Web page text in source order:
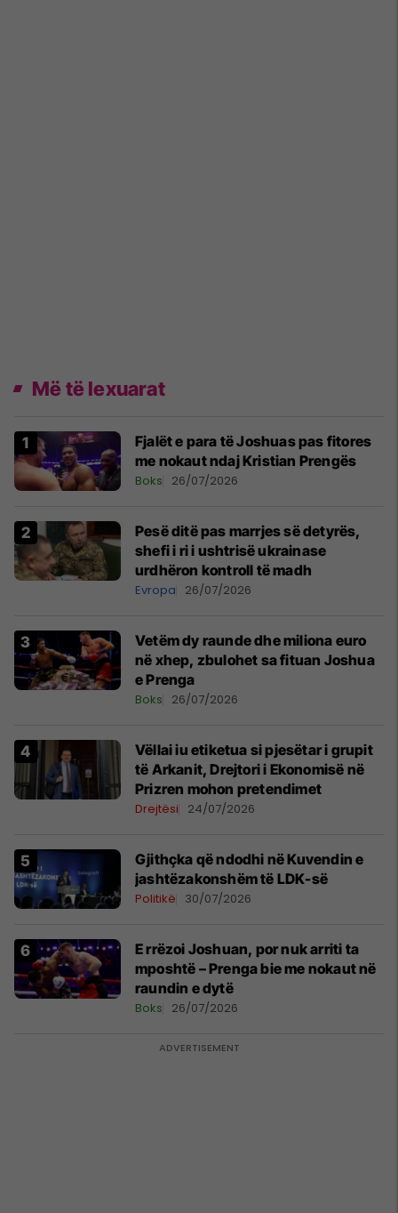
Më të lexuarat
Fjalët e para të Joshuas pas fitores
me nokaut ndaj Kristian Prengës
Boks 26/07/2026
Pesë ditë pas marrjes së detyrës,
shefi i ri i ushtrisë ukrainase
urdhëron kontroll të madh
Evropa 26/07/2026
Vetëm dy raunde dhe miliona euro
në xhep, zbulohet sa fituan Joshua
e Prenga
Boks 26/07/2026
Vëllai iu etiketua si pjesëtar i grupit
të Arkanit, Drejtori i Ekonomisë në
Prizren mohon pretendimet
Drejtësi 24/07/2026
Gjithçka që ndodhi në Kuvendin e
jashtëzakonshëm të LDK-së
Politikë 30/07/2026
E rrëzoi Joshuan, por nuk arriti ta
mposhtë – Prenga bie me nokaut në
raundin e dytë
Boks 26/07/2026